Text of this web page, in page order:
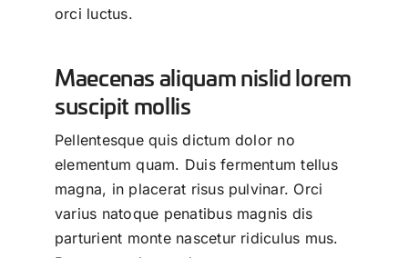
orci luctus.
Maecenas aliquam nislid lorem
suscipit mollis
Pellentesque quis dictum dolor no
elementum quam. Duis fermentum tellus
magna, in placerat risus pulvinar. Orci
varius natoque penatibus magnis dis
parturient monte nascetur ridiculus mus.